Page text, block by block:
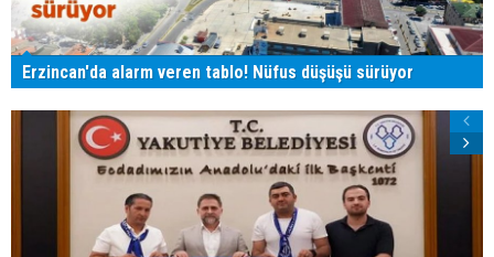
Erzincan'da alarm veren tablo! Nüfus düşüşü sürüyor